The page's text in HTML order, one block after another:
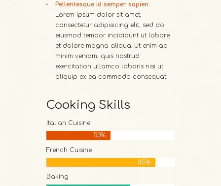
Pellentesque id semper sapien.
Lorem ipsum dolor sit amet,
consectetur adipisicing elit, sed do
eiusmod tempor incididunt ut labore
et dolore magna aliqua. Ut enim ad
minim veniam, quis nostrud
exercitation ullamco laboris nisi ut
aliquip ex ea commodo consequat.
Cooking Skills
Italian Cuisine
50%
French Cuisine
85%
Baking